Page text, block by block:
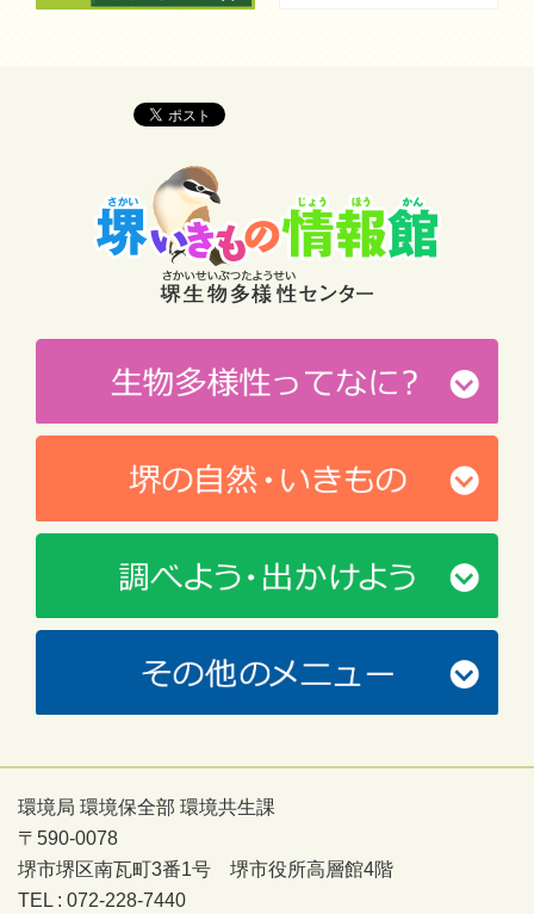
環境局 環境保全部 環境共生課
〒590-0078
堺市堺区南瓦町3番1号 堺市役所高層館4階
TEL : 072-228-7440